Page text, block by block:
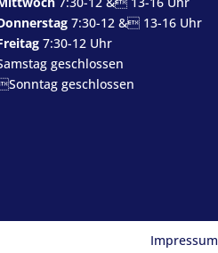
7:30-12 & 13-16 Uhr
7:30-12 Uhr
geschlossen
geschlossen
Impressum